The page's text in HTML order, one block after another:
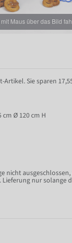
Maus über das Bild
Sie sparen
Ø 120 cm H
nicht
nur solange